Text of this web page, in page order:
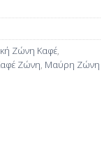
Ζώνη Καφέ,
Ζώνη, Μαύρη Ζώνη